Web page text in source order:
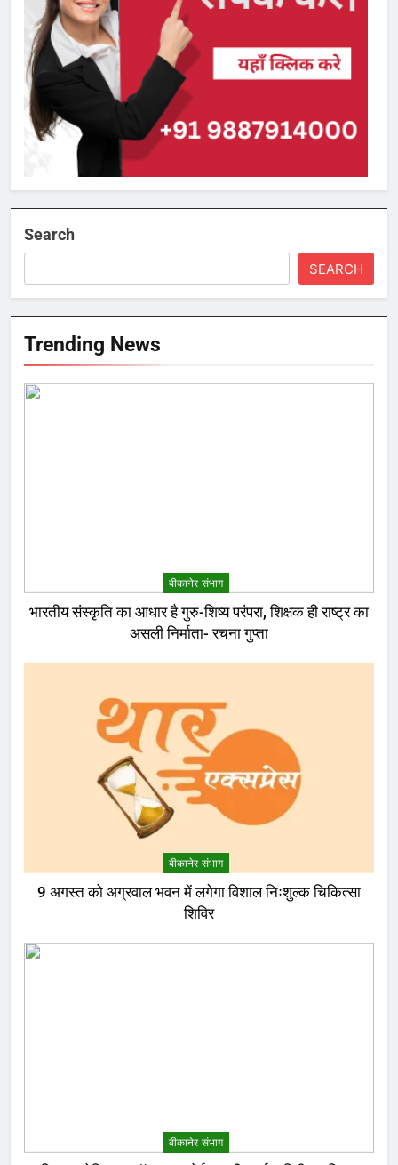
Search
SEARCH
Trending News
बीकानेर संभाग
भारतीय संस्कृति का आधार है गुरु-शिष्य परंपरा, शिक्षक ही राष्ट्र का
असली निर्माता- रचना गुप्ता
बीकानेर संभाग
9 अगस्त को अग्रवाल भवन में लगेगा विशाल निःशुल्क चिकित्सा
शिविर
बीकानेर संभाग